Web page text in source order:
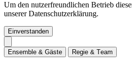
Um den nutzerfreundlichen Betrieb
unserer Datenschutzerklärung.
Einverstanden
Ensem b e & Gäste Regie & Team